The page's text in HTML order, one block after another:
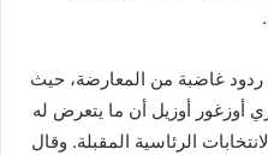
ردود غاضبة من المعارضة، حيث
أوزيل أن ما يتعرض له
الرئاسية المقبلة. وقال